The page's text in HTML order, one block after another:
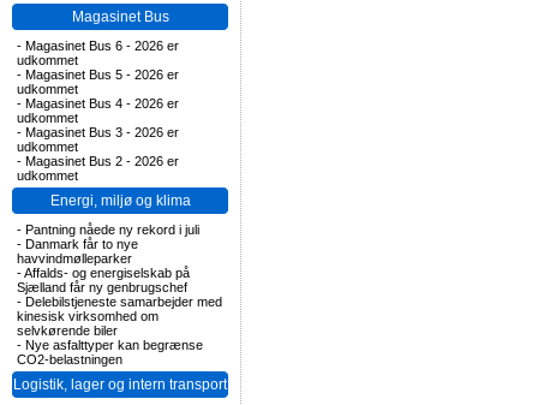
Magasinet Bus
- Magasinet Bus 6 - 2026 er
udkommet
- Magasinet Bus 5 - 2026 er
udkommet
- Magasinet Bus 4 - 2026 er
udkommet
- Magasinet Bus 3 - 2026 er
udkommet
- Magasinet Bus 2 - 2026 er
udkommet
Energi, miljø og klima
- Pantning nåede ny rekord i juli
- Danmark får to nye
havvindmølleparker
-Affalds- og energiselskab på
Sjælland får ny genbrugschef
- Delebilstjeneste samarbejder med
kinesisk virksomhed om
selvkørende biler
- Nye asfalttyper kan begrænse
CO2-belastningen
Logistik, lager og intern transport